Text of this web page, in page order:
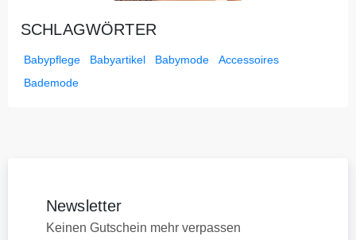
SCHLAGWÖRTER
Babypflege Babyartikel Babymode
Accessoires
Bademode
Newsletter
Keinen Gutschein mehr verpassen